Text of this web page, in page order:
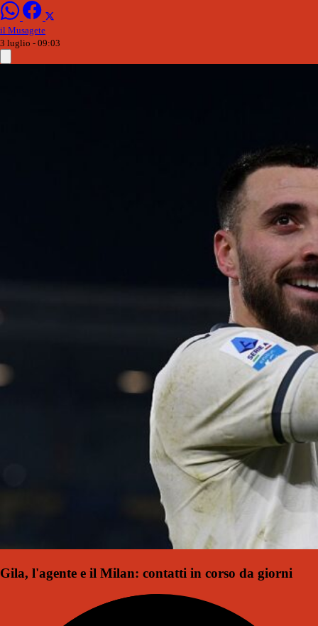
il Musagete
3 luglio - 09:03
Gila, l'agente e il Milan: contatti in corso da giorni